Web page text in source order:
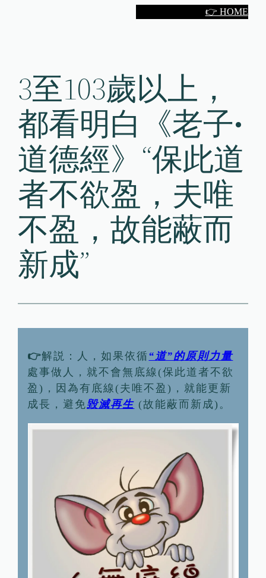
👉 HOME
3至103歲以上，
都看明白《老子•
道德經》“保此道
者不欲盈，夫唯
不盈，故能蔽而
新成”
👉解説：人，如果依循“道”的原則力量
處事做人，就不會無底線(保此道者不欲
盈)，因為有底線(夫唯不盈)，就能更新
成長，避免毀滅再生 (故能蔽而新成)。